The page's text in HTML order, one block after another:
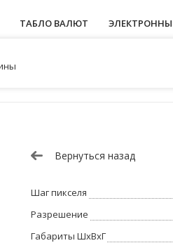
ТАБЛО ВАЛЮТ
Вернуться назад
Шаг пикселя
Разрешение
Габариты ШхВхГ